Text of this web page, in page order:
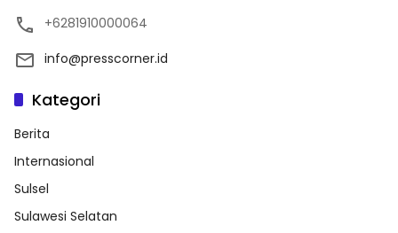
+6281910000064
info@presscorner.id
Kategori
Berita
Internasional
Sulsel
Sulawesi Selatan